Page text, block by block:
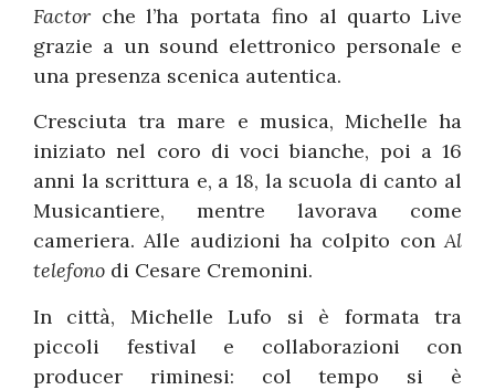
Factor che l’ha portata fino al quarto Live
grazie a un sound elettronico personale e
una presenza scenica autentica.
Cresciuta tra mare e musica, Michelle ha
iniziato nel coro di voci bianche, poi a 16
anni la scrittura e, a 18, la scuola di canto al
Musicantiere, mentre lavorava come
cameriera. Alle audizioni ha colpito conAl
telefono di Cesare Cremonini.
In città, Michelle Lufo si è formata tra
piccoli festival e collaborazioni con
producer riminesi: col tempo si è